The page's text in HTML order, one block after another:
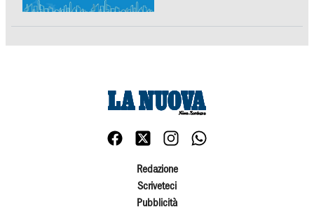
Redazione
Scriveteci
Pubblicità